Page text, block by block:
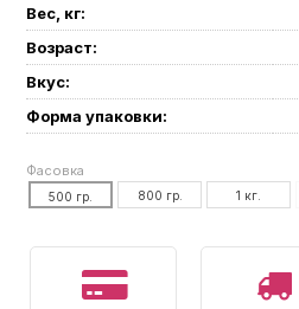
Вес, кг:
Возраст:
Вкус:
Форма упаковки:
Фасовка
500 гр. 800 гр. 1 кг.